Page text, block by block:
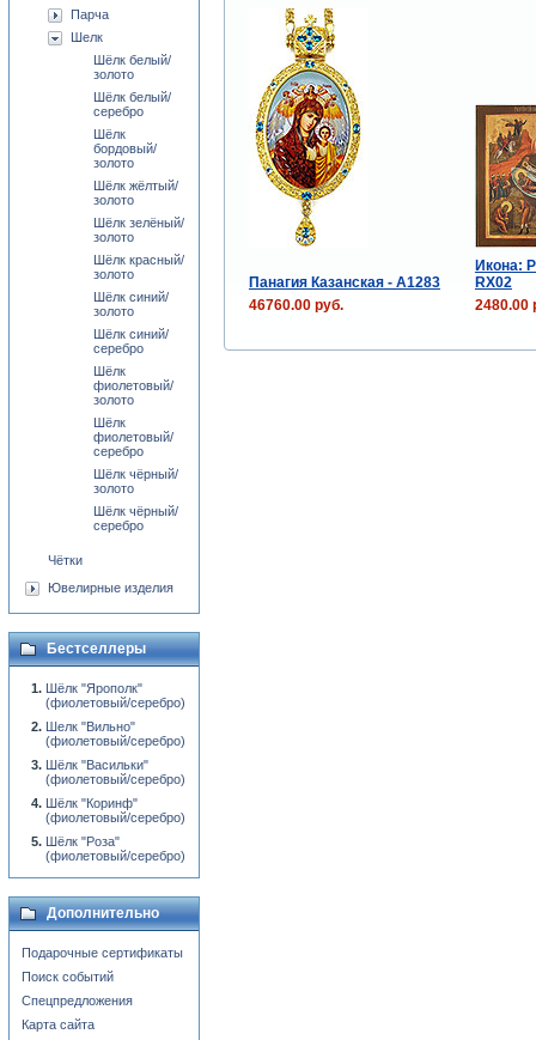
Панагия Казанская - А1283
Икона:
RX02
46760.00 руб.
2480.00
Парча
Шелк
Шёлк белый/
золото
Шёлк белый/
серебро
Шёлк
бордовый/
золото
Шёлк жёлтый/
золото
Шёлк зелёный/
золото
Шёлк красный/
золото
Шёлк синий/
золото
Шёлк синий/
серебро
Шёлк
фиолетовый/
золото
Шёлк
фиолетовый/
серебро
Шёлк чёрный/
золото
Шёлк чёрный/
серебро
Чётки
Ювелирные изделия
Бестселлеры
Шёлк "Ярополк"
(фиолетовый/серебро)
Шелк "Вильно"
(фиолетовый/серебро)
Шёлк "Васильки"
(фиолетовый/серебро)
Шёлк "Коринф"
(фиолетовый/серебро)
Шёлк "Роза"
(фиолетовый/серебро)
Дополнительно
Подарочные сертификаты
Поиск событий
Спецпредложения
Карта сайта